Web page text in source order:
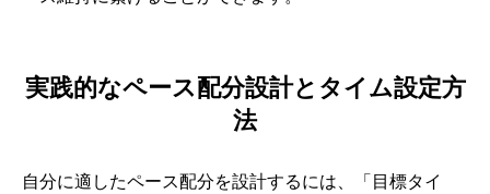
実践的なペース配分設計とタイム設定方
法
自分に適したペース配分を設計するには、「目標タイ